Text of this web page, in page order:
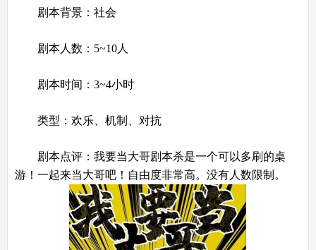
剧本背景：社会
剧本人数：5~10人
剧本时间：3~4小时
类型：欢乐、机制、对抗
剧本点评：我要当大哥剧本杀是一个可以多刷的桌
游！一起来当大哥吧！自由度非常高。没有人数限制。